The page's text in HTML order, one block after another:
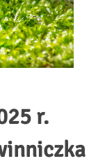
r.